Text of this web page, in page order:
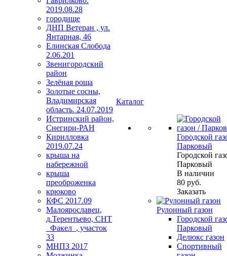
2019.08.28
городище
ДНП Ветеран , ул.
Янтарная, 46
Елинская Слобода
2.06.201
Звенигородский
район
Зелёная роща
Золотые сосны,
Владимирская
область. 24.07.2019
Истринский район,
Снегири-РАН
Кирилловка
2019.07.24
крыша на
набережной
крыша
преоброженка
крюково
КФС 2017.09
Малоярославец,
д.Терентьево, СНТ
_Факел_, участок
33
МНПЗ 2017
Каталог
Городской
Парковый
Городской
Парковый
В наличии
80 руб.
Заказать
Рулонный газон
Городской
Парковый
Делюкс газон
Спортивный